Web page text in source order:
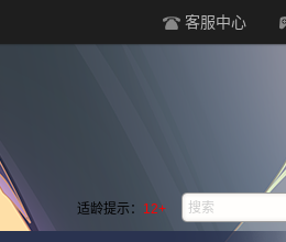
客服中心
适龄提示： 12+